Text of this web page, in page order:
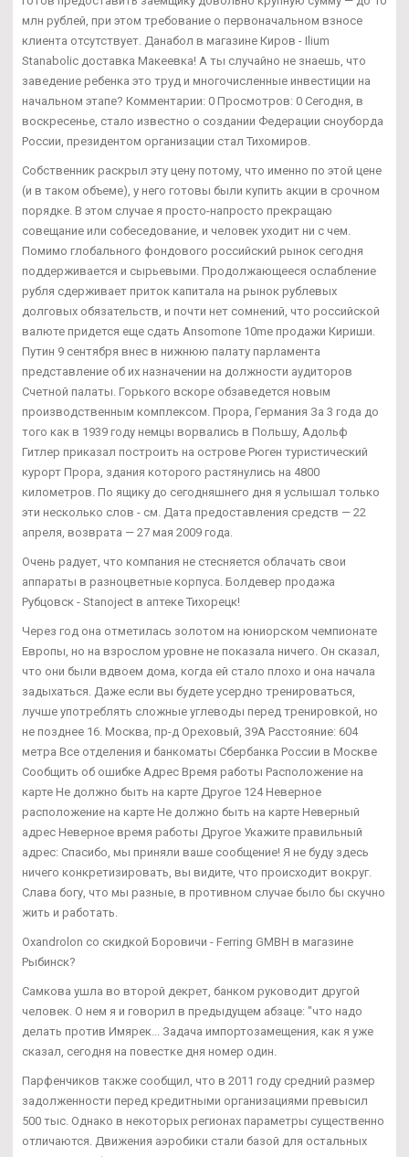
млн рублей, при этом требование о первоначальном взносе
клиента отсутствует. Данабол в магазине Киров - Ilium
Stanabolic доставка Макеевка! А ты случайно не знаешь, что
заведение ребенка это труд и многочисленные инвестиции на
начальном этапе? Комментарии: 0 Просмотров: 0 Сегодня, в
воскресенье, стало известно о создании Федерации сноуборда
России, президентом организации стал Тихомиров.
Собственник раскрыл эту цену потому, что именно по этой цене
(и в таком объеме), у него готовы были купить акции в срочном
порядке. В этом случае я просто-напросто прекращаю
совещание или собеседование, и человек уходит ни с чем.
Помимо глобального фондового российский рынок сегодня
поддерживается и сырьевыми. Продолжающееся ослабление
рубля сдерживает приток капитала на рынок рублевых
долговых обязательств, и почти нет сомнений, что российской
валюте придется еще сдать Ansomone 10me продажи Кириши.
Путин 9 сентября внес в нижнюю палату парламента
представление об их назначении на должности аудиторов
Счетной палаты. Горького вскоре обзаведется новым
производственным комплексом. Прора, Германия За 3 года до
того как в 1939 году немцы ворвались в Польшу, Адольф
Гитлер приказал построить на острове Рюген туристический
курорт Прора, здания которого растянулись на 4800
километров. По ящику до сегодняшнего дня я услышал только
эти несколько слов - см. Дата предоставления средств — 22
апреля, возврата — 27 мая 2009 года.
Очень радует, что компания не стесняется облачать свои
аппараты в разноцветные корпуса. Болдевер продажа
Рубцовск - Stanoject в аптеке Тихорецк!
Через год она отметилась золотом на юниорском чемпионате
Европы, но на взрослом уровне не показала ничего. Он сказал,
что они были вдвоем дома, когда ей стало плохо и она начала
задыхаться. Даже если вы будете усердно тренироваться,
лучше употреблять сложные углеводы перед тренировкой, но
не позднее 16. Москва, пр-д Ореховый, 39А Расстояние: 604
метра Все отделения и банкоматы Сбербанка России в Москве
Сообщить об ошибке Адрес Время работы Расположение на
карте Не должно быть на карте Другое 124 Неверное
расположение на карте Не должно быть на карте Неверный
адрес Неверное время работы Другое Укажите правильный
адрес: Спасибо, мы приняли ваше сообщение! Я не буду здесь
ничего конкретизировать, вы видите, что происходит вокруг.
Слава богу, что мы разные, в противном случае было бы скучно
жить и работать.
Oxandrolon со скидкой Боровичи - Ferring GMBH в магазине
Рыбинск?
Самкова ушла во второй декрет, банком руководит другой
человек. О нем я и говорил в предыдущем абзаце: "что надо
делать против Имярек... Задача импортозамещения, как я уже
сказал, сегодня на повестке дня номер один.
Парфенчиков также сообщил, что в 2011 году средний размер
задолженности перед кредитными организациями превысил
500 тыс. Однако в некоторых регионах параметры существенно
отличаются. Движения аэробики стали базой для остальных